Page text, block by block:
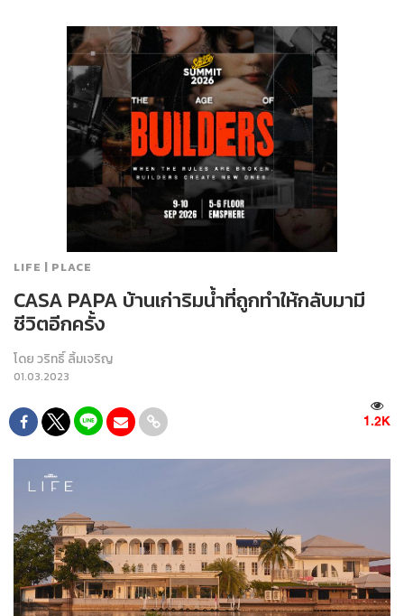
LIFE | PLACE
CASA PAPA บ้านเก่าริมน้ำที่ถูกทำให้กลับมามี
ชีวิตอีกครั้ง
โดยวริทธิ์ ลิ้มเจริญ
01.03.2023
1.2K